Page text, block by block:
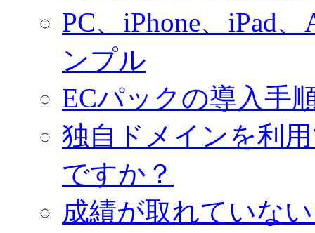
PC、iPhone、iPad
ンプル
ECパックの導入手
独自ドメインを利
ですか？
成績が取れていな